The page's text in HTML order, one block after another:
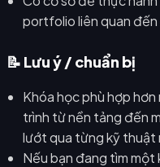
portfolio liên quan
📝 Lưu ý / chuẩn bị
Khóa học phù hợp
trình từ nền tảng đến
lướt qua từng kỹ thuật
Nếu bạn đang tìm